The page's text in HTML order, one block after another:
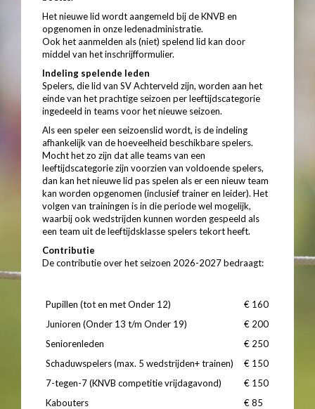
Het nieuwe lid wordt aangemeld bij de KNVB en
opgenomen in onze ledenadministratie.
Ook het aanmelden als (niet) spelend lid kan door
middel van het inschrijfformulier.
Indeling spelende leden
Spelers, die lid van SV Achterveld zijn, worden aan het
einde van het prachtige seizoen per leeftijdscategorie
ingedeeld in teams voor het nieuwe seizoen.
Als een speler een seizoenslid wordt, is de indeling
afhankelijk van de hoeveelheid beschikbare spelers.
Mocht het zo zijn dat alle teams van een
leeftijdscategorie zijn voorzien van voldoende spelers,
dan kan het nieuwe lid pas spelen als er een nieuw team
kan worden opgenomen (inclusief trainer en leider). Het
volgen van trainingen is in die periode wel mogelijk,
waarbij ook wedstrijden kunnen worden gespeeld als
een team uit de leeftijdsklasse spelers tekort heeft.
Contributie
De contributie over het seizoen 2026-2027 bedraagt:
Pupillen (tot en met Onder 12)
€ 160
Junioren (Onder 13 t/m Onder 19)
€ 200
Seniorenleden
€ 250
Schaduwspelers (max. 5 wedstrijden+ trainen)
€ 150
7-tegen-7 (KNVB competitie vrijdagavond)
€ 150
Kabouters
€ 85